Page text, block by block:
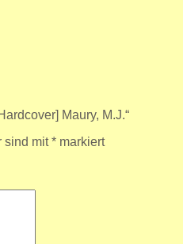
Maury, M.J.“
sind mit* markiert